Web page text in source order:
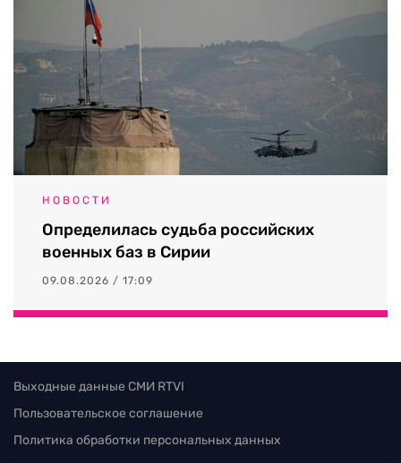
НОВОСТИ
Определилась судьба российских
военных баз в Сирии
09.08.2026 / 17:09
Выходные данные СМИ RTVI
Пользовательское соглашение
Политика обработки персональных данных